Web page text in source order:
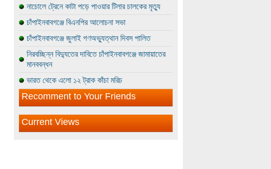
নাচোলে ট্রেনে কাটা পড়ে পাওয়ার টিলার চালকের মৃত্যু
চাঁপাইনবাবগঞ্জে বিএনপির আলোচনা সভা
চাঁপাইনবাবগঞ্জে জুলাই গণঅভ্যুত্থান দিবস পালিত
নিরবচ্ছিন্ন বিদ্যুতের দাবিতে চাঁপাইনবাবগঞ্জে জামায়াতের
মানববন্ধন
ভারত থেকে এলো ১২ ট্রাক কাঁচা মরিচ
Recomment to Your Friends
Current Views